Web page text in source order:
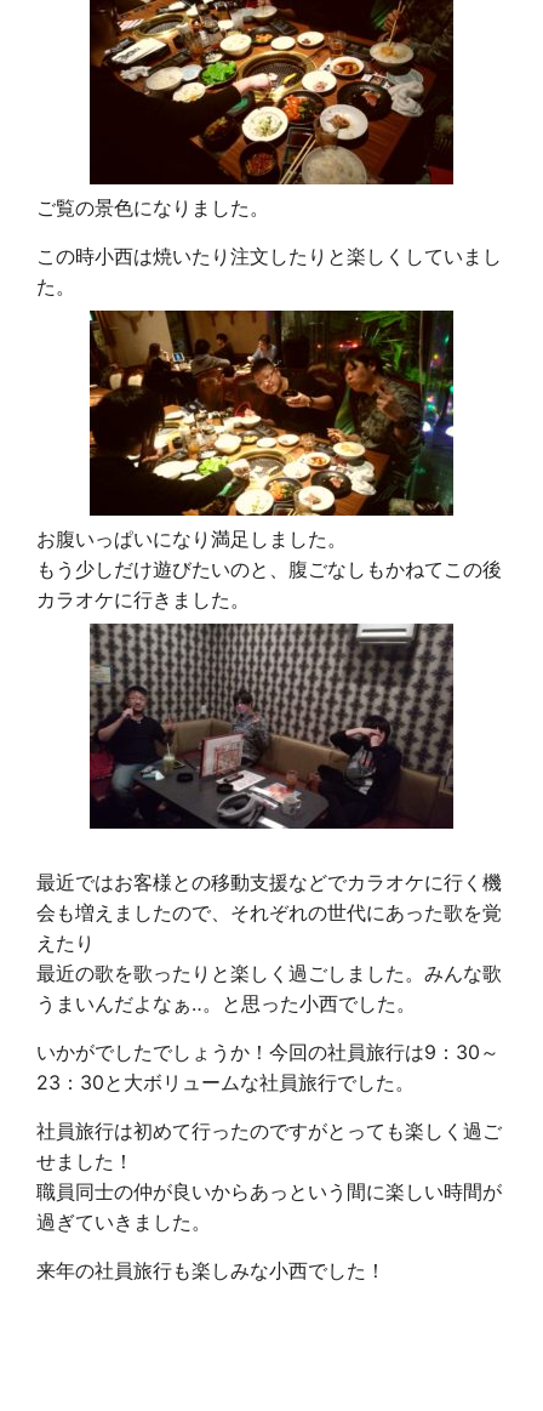
ご覧の景色になりました。
この時小西は焼いたり注文したりと楽しくしていまし
た。
お腹いっぱいになり満足しました。
もう少しだけ遊びたいのと、腹ごなしもかねてこの後
カラオケに行きました。
最近ではお客様との移動支援などでカラオケに行く機
会も増えましたので、それぞれの世代にあった歌を覚
えたり
最近の歌を歌ったりと楽しく過ごしました。みんな歌
うまいんだよなぁ‥。と思った小西でした。
いかがでしたでしょうか！今回の社員旅行は9：30～
23：30と大ボリュームな社員旅行でした。
社員旅行は初めて行ったのですがとっても楽しく過ご
せました！
職員同士の仲が良いからあっという間に楽しい時間が
過ぎていきました。
来年の社員旅行も楽しみな小西でした！